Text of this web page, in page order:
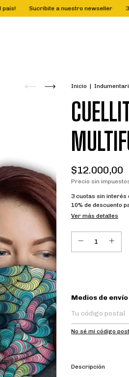
Sucribite a nuestro newseller 3 Cuotas
Inicio |
$12.000,00
Precio sin
3 cuotas sin interés
10% de descuento
Ver más detalles
Entregas para el CP:
Medios de envío
No sé mi código
Descripción